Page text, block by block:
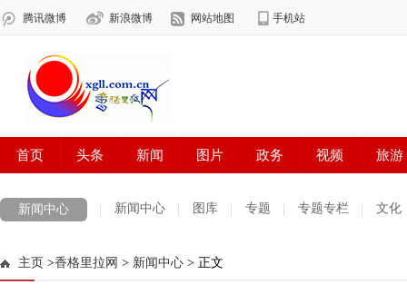
新闻中心 新闻中心 图库 专题 专题专栏 文化
法治迪庆
主页 >香格里拉网 > 新闻中心 > 正文